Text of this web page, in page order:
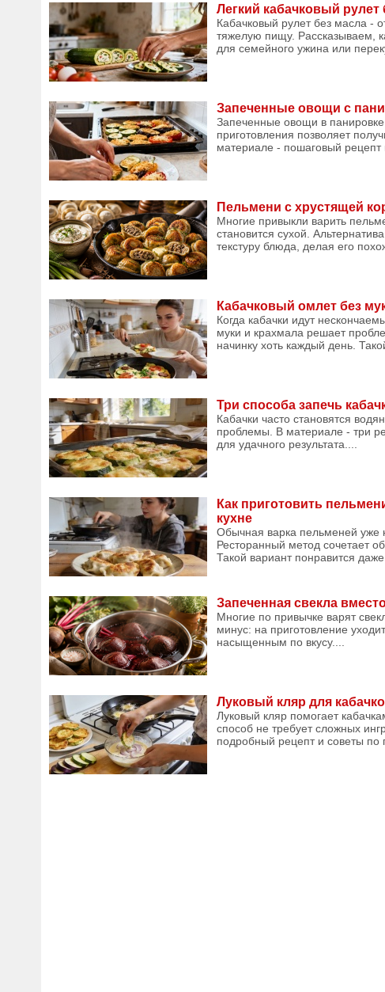
Легкий кабачковый рулет
Кабачковый рулет без масла -
тяжелую пищу. Рассказываем,
для семейного ужина или
Запеченные овощи с
Запеченные овощи в панировке
приготовления позволяет
материале - пошаговый рецепт
Пельмени с хрустящей
Многие привыкли варить
становится сухой.
текстуру блюда, делая его
Кабачковый омлет без
Когда кабачки идут
муки и крахмала решает
начинку хоть каждый день.
Три способа запечь
Кабачки часто становятся
проблемы. В материале - три
для удачного результата....
Как приготовить
кухне
Обычная варка пельменей уже
Ресторанный метод сочетает
Такой вариант понравится
Запеченная свекла
Многие по привычке варят
минус: на приготовление
насыщенным по вкусу....
Луковый кляр для
Луковый кляр помогает
способ не требует сложных
подробный рецепт и советы по